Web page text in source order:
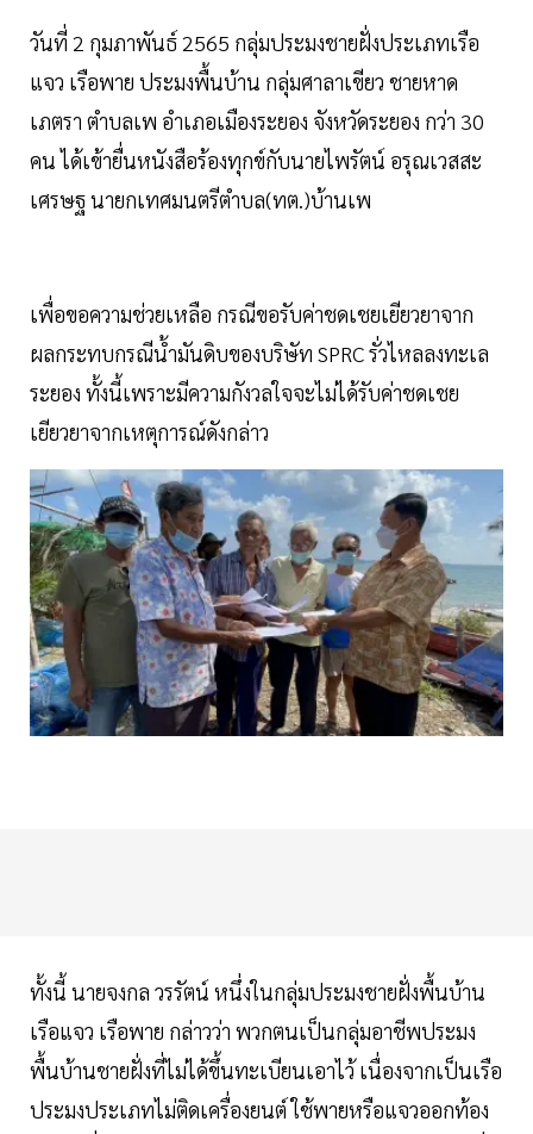
วันที่ 2 กุมภาพันธ์ 2565 กลุ่มประมงชายฝั่งประเภทเรือ
แจว เรือพาย ประมงพื้นบ้าน กลุ่มศาลาเขียว ชายหาด
เภตรา ตำบลเพ อำเภอเมืองระยอง จังหวัดระยอง กว่า 30
คน ได้เข้ายื่นหนังสือร้องทุกข์กับนายไพรัตน์ อรุณเวสสะ
เศรษฐ นายกเทศมนตรีตำบล(ทต.)บ้านเพ
เพื่อขอความช่วยเหลือ กรณีขอรับค่าชดเชยเยียวยาจาก
ผลกระทบกรณีน้ำมันดิบของบริษัท SPRC รั่วไหลลงทะเล
ระยอง ทั้งนี้เพราะมีความกังวลใจจะไม่ได้รับค่าชดเชย
เยียวยาจากเหตุการณ์ดังกล่าว
ทั้งนี้ นายจงกล วรรัตน์ หนึ่งในกลุ่มประมงชายฝั่งพื้นบ้าน
เรือแจว เรือพาย กล่าวว่า พวกตนเป็นกลุ่มอาชีพประมง
พื้นบ้านชายฝั่งที่ไม่ได้ขึ้นทะเบียนเอาไว้ เนื่องจากเป็นเรือ
ประมงประเภทไม่ติดเครื่องยนต์ ใช้พายหรือแจวออกท้อง